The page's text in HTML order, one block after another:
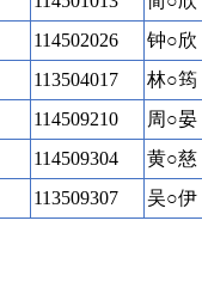
114502026
钟○欣
113504017
林○筠
114509210
周○晏
114509304
黄○慈
113509307 吴○伊